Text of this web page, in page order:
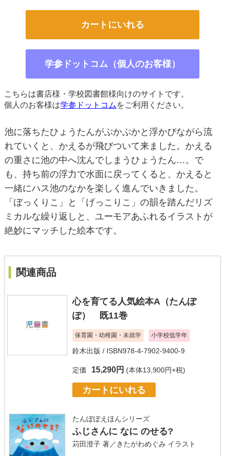
カートにいれる
学参ドットコム（個人のお客様）
こちらは書店様・学校図書館様向けのサイトです。
個人のお客様は学参ドットコム をご利用ください。
池に落ちたひょうたんがぷかぷかと浮かびながら流
れていくと、かえるが飛びついて来ました。かえる
の重さに池の中へ沈んでしまうひょうたん…。で
も、持ち前の浮力で水面に戻ってくると、かえると
一緒にハス池のなかを楽しく進んでいきました。
「ぼっくりこ」と「げっこりこ」の韻を踏んだリズ
ミカルな繰り返しと、ユーモアあふれるイラストが
絶妙にマッチした絵本です。
関連商品
心を育てる人気絵本A（たんぽ
ぽ） 既11巻
保育園・幼稚園・未就学 小学校低学年
鈴木出版 / ISBN978-4-7902-9400-9
定価 15,290円 (本体13,900円+税)
カートにいれる
たんぽぽえほんシリーズ
ふじさんに なに のせる?
苅田澄子 著／ きたがわめぐみ イラスト